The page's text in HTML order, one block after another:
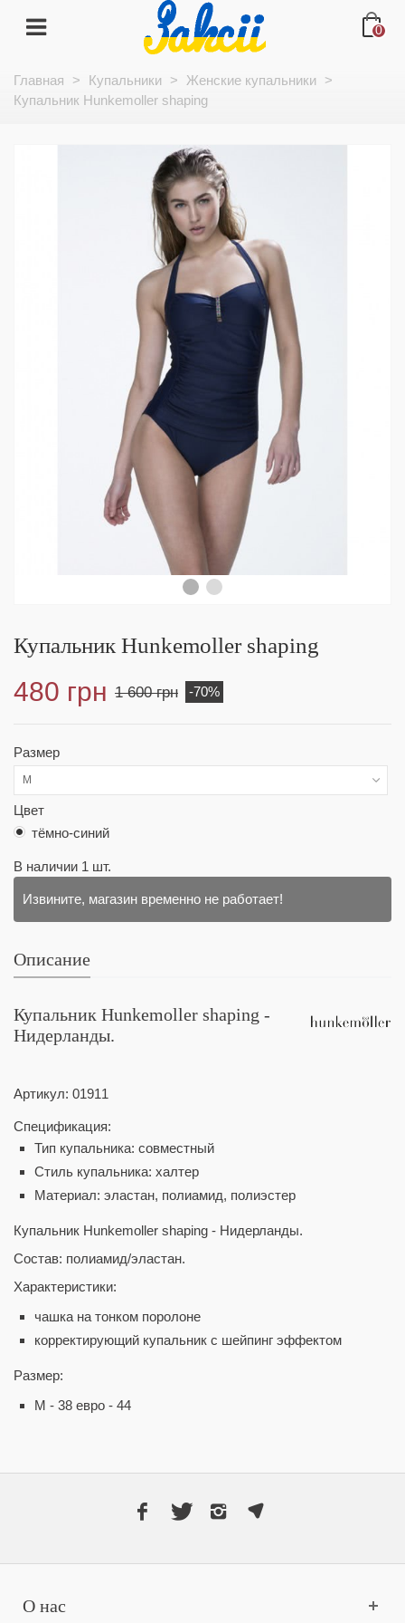
0
Главная > Купальники > Женские купальники
>
Купальник Hunkemoller shaping
Купальник Hunkemoller shaping
480 грн 1 600 грн -70%
Размер
M
Цвет
тёмно-синий
В наличии 1 шт.
Извините, магазин временно не работает!
Описание
Купальник Hunkemoller shaping -
Нидерланды.
Артикул: 01911
Спецификация:
Тип купальника: совместный
Стиль купальника: халтер
Материал: эластан, полиамид, полиэстер
Купальник Hunkemoller shaping - Нидерланды.
Состав: полиамид/эластан.
Характеристики:
чашка на тонком поролоне
корректирующий купальник с шейпинг эффектом
Размер:
М - 38 евро - 44
О нас